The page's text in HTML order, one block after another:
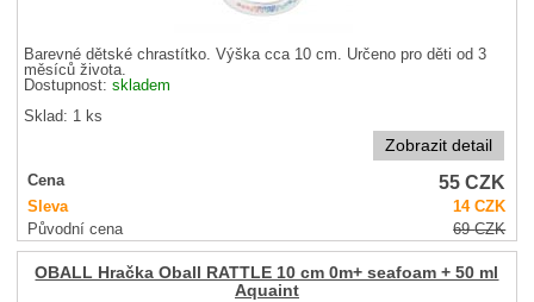
Barevné dětské chrastítko. Výška cca 10 cm. Určeno pro děti od 3
měsíců života.
Dostupnost:skladem
Sklad: 1 ks
Zobrazit detail
Cena 55CZK
Sleva 14CZK
Původní cena
69CZK
OBALL Hračka Oball RATTLE 10 cm 0m+ seafoam + 50 ml
Aquaint